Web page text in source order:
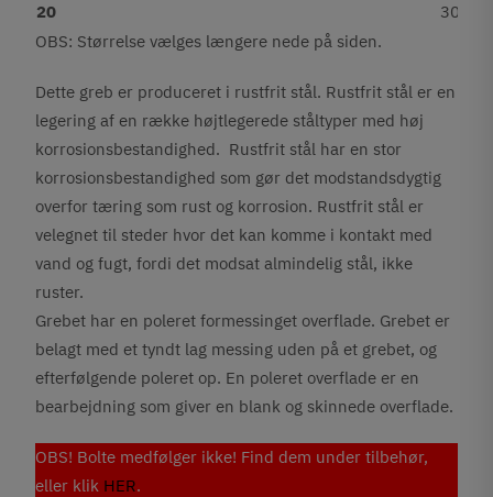
20
30
OBS: Størrelse vælges længere nede på siden.
Dette greb er produceret i rustfrit stål. Rustfrit stål er en
legering af en række højtlegerede ståltyper med høj
korrosionsbestandighed. Rustfrit stål har en stor
korrosionsbestandighed som gør det modstandsdygtig
overfor tæring som rust og korrosion. Rustfrit stål er
velegnet til steder hvor det kan komme i kontakt med
vand og fugt, fordi det modsat almindelig stål, ikke
ruster.
Grebet har en poleret formessinget overflade. Grebet er
belagt med et tyndt lag messing uden på et grebet, og
efterfølgende poleret op. En poleret overflade er en
bearbejdning som giver en blank og skinnede overflade.
OBS! Bolte medfølger ikke! Find dem under tilbehør,
eller klik HER.